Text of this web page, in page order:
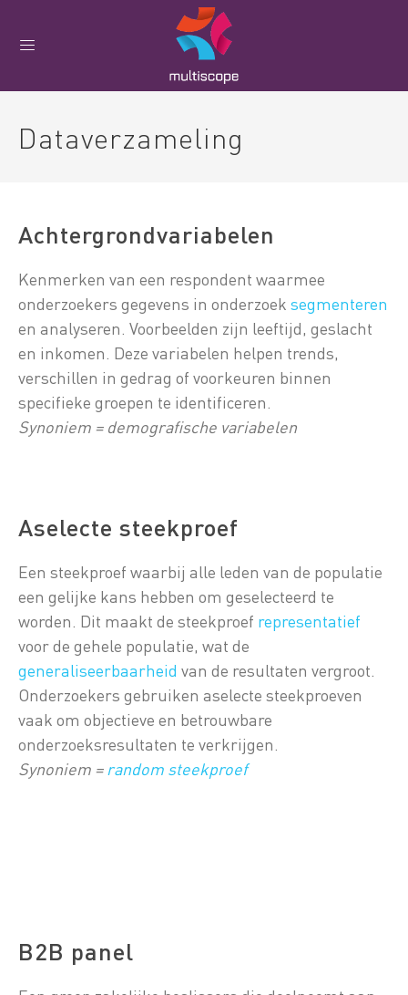
Dataverzameling
Achtergrondvariabelen
Kenmerken van een respondent waarmee
onderzoekers gegevens in onderzoek segmenteren
en analyseren. Voorbeelden zijn leeftijd, geslacht
en inkomen. Deze variabelen helpen trends,
verschillen in gedrag of voorkeuren binnen
specifieke groepen te identificeren.
Synoniem = demografische variabelen
Aselecte steekproef
Een steekproef waarbij alle leden van de populatie
een gelijke kans hebben om geselecteerd te
worden. Dit maakt de steekproef representatief
voor de gehele populatie, wat de
generaliseerbaarheid van de resultaten vergroot.
Onderzoekers gebruiken aselecte steekproeven
vaak om objectieve en betrouwbare
onderzoeksresultaten te verkrijgen.
Synoniem = random steekproef
B2B panel